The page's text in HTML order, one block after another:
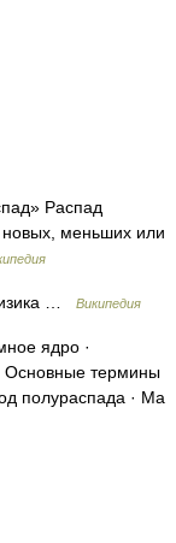
Распад
меньших или
… Википедия
ядро ·
Основные термины
полураспада · Ма